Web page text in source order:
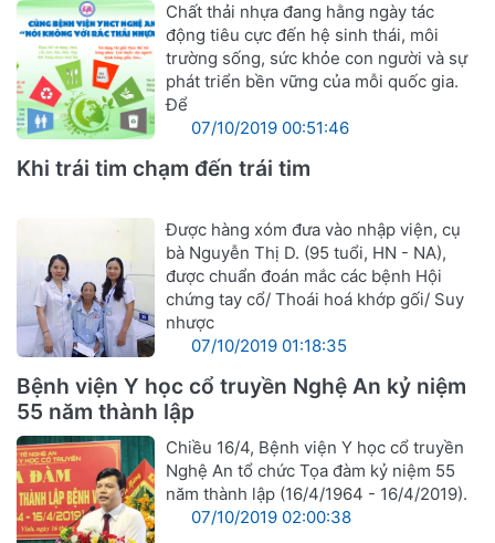
Chất thải nhựa đang hằng ngày tác
động tiêu cực đến hệ sinh thái, môi
trường sống, sức khỏe con người và sự
phát triển bền vững của mỗi quốc gia.
Để
07/10/2019 00:51:46
Khi trái tim chạm đến trái tim
Được hàng xóm đưa vào nhập viện, cụ
bà Nguyễn Thị D. (95 tuổi, HN - NA),
được chuẩn đoán mắc các bệnh Hội
chứng tay cổ/ Thoái hoá khớp gối/ Suy
nhược
07/10/2019 01:18:35
Bệnh viện Y học cổ truyền Nghệ An kỷ niệm
55 năm thành lập
Chiều 16/4, Bệnh viện Y học cổ truyền
Nghệ An tổ chức Tọa đàm kỷ niệm 55
năm thành lập (16/4/1964 - 16/4/2019).
07/10/2019 02:00:38